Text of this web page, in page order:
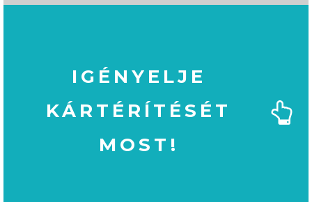
IGÉNYELJE
KÁRTÉRÍTÉSÉT
MOST!